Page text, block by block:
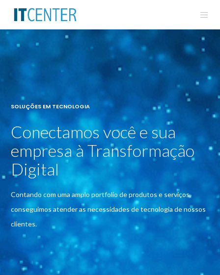
SOLUÇÕES EM TECNOLOGIA
Conectamos você e sua
empresa à Transformação
Digital
Contando com uma amplo portfolio de produtos e serviços,
conseguimos atender as necessidades de tecnologia de nossos
clientes.